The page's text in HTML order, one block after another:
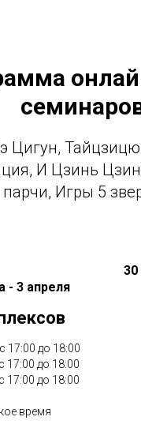
Цигун,
И Цзинь
парчи, Игры 5
30
- 3 апреля
17:00 до 18:00
17:00 до 18:00
17:00 до 18:00
время